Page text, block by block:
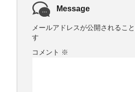
Message
メールアドレスが公開されること
す
コメント ※